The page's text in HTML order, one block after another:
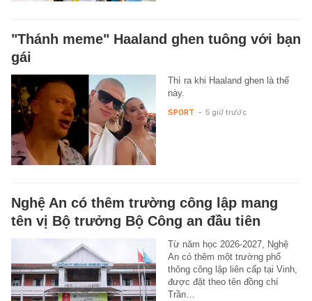
"Thánh meme" Haaland ghen tuông với bạn
gái
Thì ra khi Haaland ghen là thế
này.
SPORT - 5 giờ trước
Nghệ An có thêm trường công lập mang
tên vị Bộ trưởng Bộ Công an đầu tiên
Từ năm học 2026-2027, Nghệ
An có thêm một trường phổ
thông công lập liên cấp tại Vinh,
được đặt theo tên đồng chí
Trần…